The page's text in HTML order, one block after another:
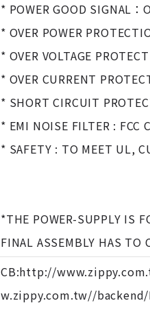
* POWER GOOD SIGNAL
* OVER POWER
* OVER VOLTAGE
* OVER CURRENT
* SHORT CIRCUIT
* EMI NOISE FILTER : FCC
* SAFETY : TO MEET UL,
*THE POWER-SUPPLY IS
FINAL ASSEMBLY HAS TO
CB:http://
w.zippy.com.tw//backend/